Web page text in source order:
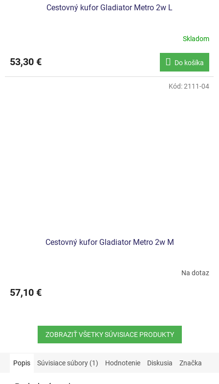
Cestovný kufor Gladiator Metro 2w L
Skladom
53,30 € Do košíka
Cestovný kufor Gladiator Metro 2w M
Na dotaz
57,10 €
Kód:2111-04
ZOBRAZIŤ VŠETKY SÚVISIACE PRODUKTY
Popis Súvisiace súbory (1) Hodnotenie Diskusia Značka